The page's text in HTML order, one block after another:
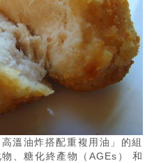
溫油炸搭配重複用油」的組
、糖化終產物（AGEs） 和